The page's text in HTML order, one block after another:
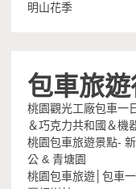
明山花季
包車旅
桃園觀光工廠包車一
＆巧克力共和國＆機
桃園包車旅遊景點-
公 & 青塘園
桃園包車旅遊│包車